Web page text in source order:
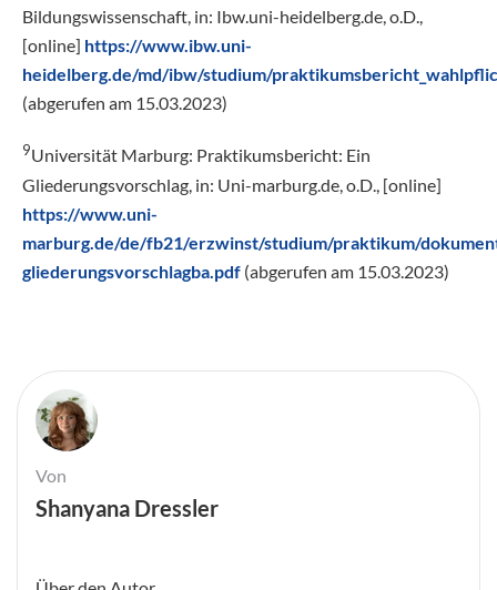
Bildungswissenschaft, in: Ibw.uni-heidelberg.de, o.D.,
[online] https://www.ibw.uni-
heidelberg.de/md/ibw/studium/
(abgerufen am 15.03.2023)
9Universität Marburg: Praktikumsbericht: Ein
Gliederungsvorschlag, in: Uni-marburg.de, o.D., [online]
https://www.uni-
marburg.de/de/fb21/erzwinst/studium/praktikum/
gliederungsvorschlagba.pdf (abgerufen am 15.03.2023)
Von
Shanyana Dressler